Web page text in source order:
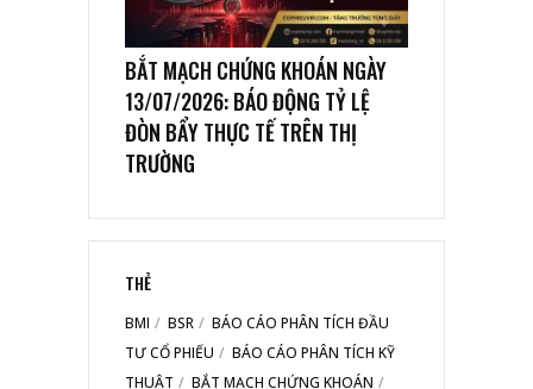
BẮT MẠCH CHỨNG KHOÁN NGÀY
13/07/2026: BÁO ĐỘNG TỶ LỆ
ĐÒN BẨY THỰC TẾ TRÊN THỊ
TRƯỜNG
THẺ
BMI BSR
BÁO CÁO PHÂN TÍCH ĐẦU
TƯ CỔ PHIẾU
BÁO CÁO PHÂN TÍCH KỸ
THUẬT
BẮT MẠCH CHỨNG KHOÁN